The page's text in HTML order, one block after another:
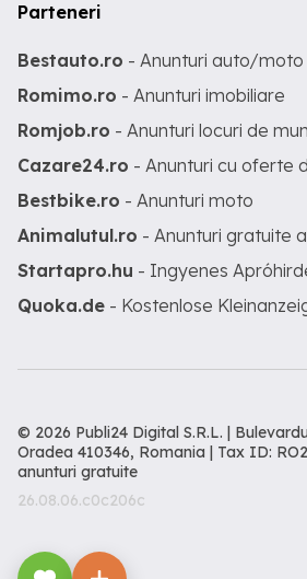
Parteneri
Bestauto.ro - Anunturi auto/moto
Romimo.ro - Anunturi imobiliare
Romjob.ro - Anunturi locuri de
Cazare24.ro - Anunturi cu oferte
Bestbike.ro - Anunturi moto
Animalutul.ro - Anunturi gratuite
Startapro.hu - Ingyenes
Quoka.de - Kostenlose
© 2026 Publi24 Digital S.R.L. |
Oradea 410346, Romania | Tax ID:
anunturi gratuite
26.08.06.c0c206c